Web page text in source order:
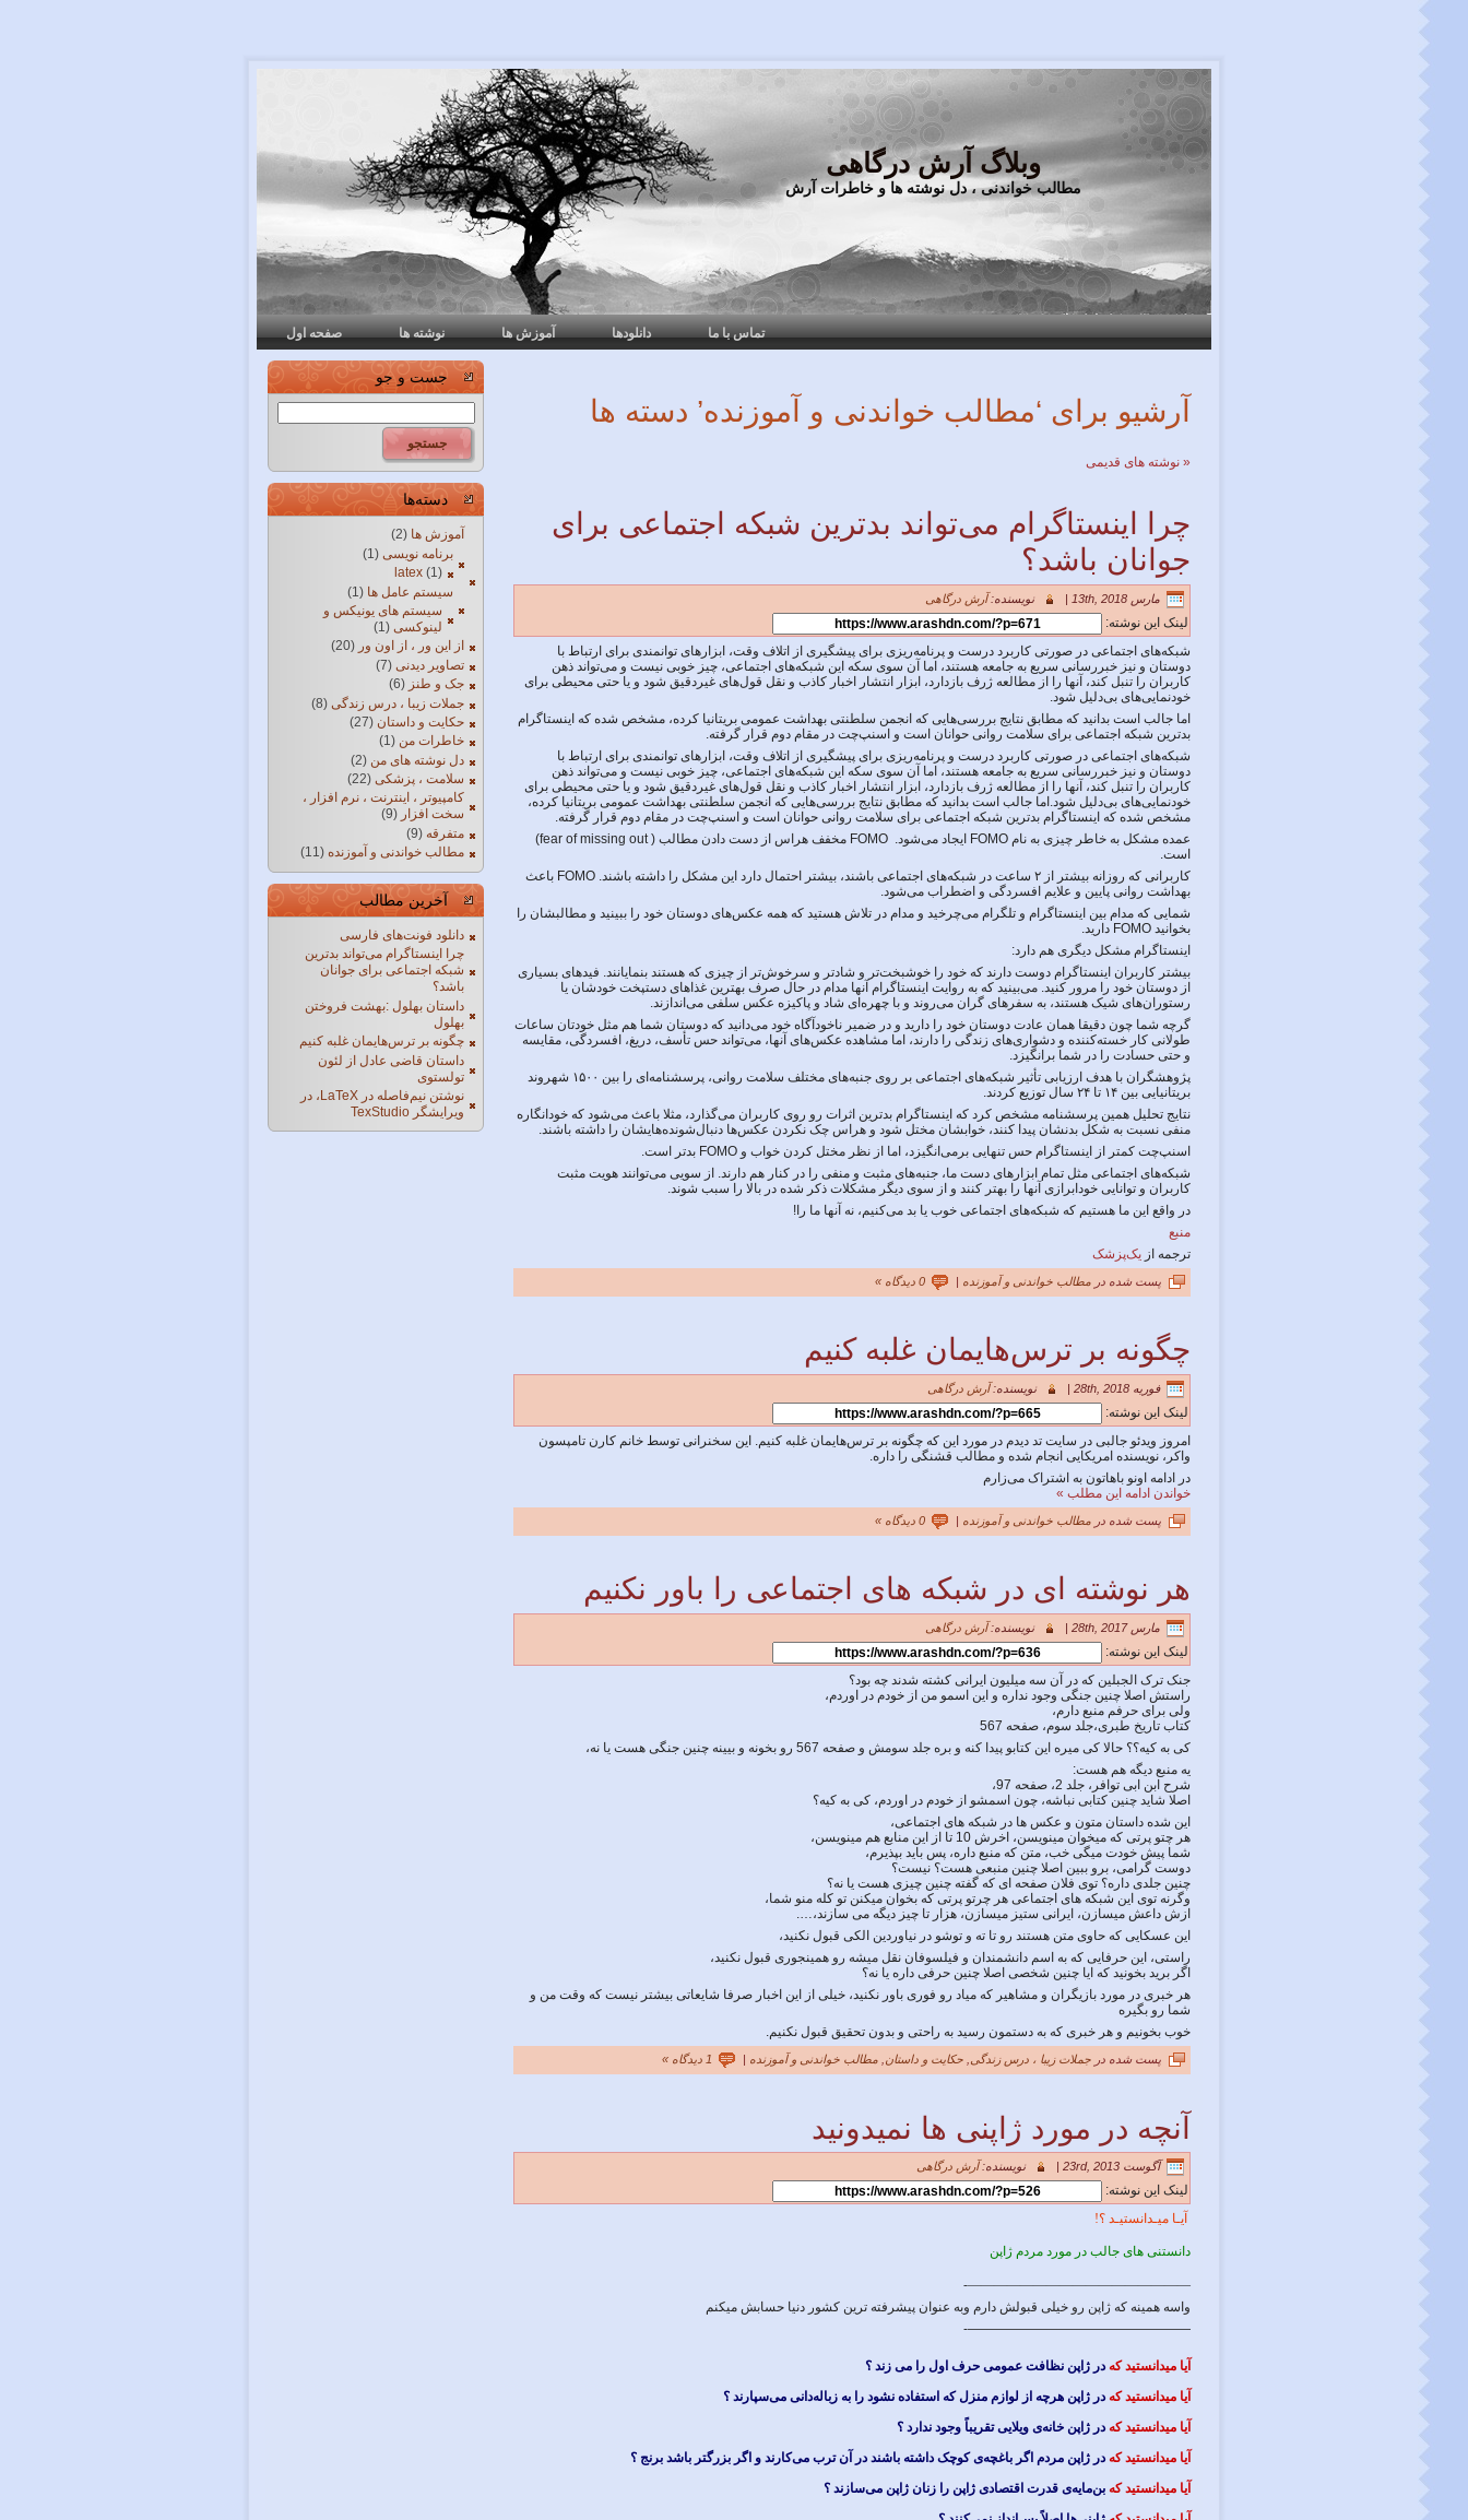
وبلاگ آرش درگاهی
مطالب خواندنی ، دل نوشته ها و خاطرات آرش
صفحه اول نوشته ها آموزش ها دانلودها تماس با ما
جست و جو
دسته‌ها
آموزش ها (2)
برنامه نویسی (1)
latex (1)
سیستم عامل ها (1)
سیستم های یونیکس و
لینوکسی (1)
از این ور ، از اون ور (20)
تصاویر دیدنی (7)
جک و طنز (6)
جملات زیبا ، درس زندگی (8)
حکایت و داستان (27)
خاطرات من (1)
دل نوشته های من (2)
سلامت ، پزشکی (22)
کامپیوتر ، اینترنت ، نرم افزار ،
سخت افزار (9)
متفرقه (9)
مطالب خواندنی و آموزنده (11)
آخرین مطالب
دانلود فونت‌های فارسی
چرا اینستاگرام می‌تواند بدترین
شبکه اجتماعی برای جوانان
باشد؟
داستان بهلول :بهشت فروختن
بهلول
چگونه بر ترس‌هایمان غلبه کنیم
داستان قاضی عادل از لئون
تولستوی
نوشتن نیم‌فاصله در LaTeX، در
ویرایشگر TexStudio
آرشیو برای ‘مطالب خواندنی و آموزنده’ دسته ها
« نوشته های قدیمی
چرا اینستاگرام می‌تواند بدترین شبکه اجتماعی برای
جوانان باشد؟
مارس 13th, 2018 | نویسنده:آرش درگاهی
لینک این نوشته:
شبکه‌های اجتماعی در صورتی کاربرد درست و پرنامه‌ریزی برای پیشگیری از اتلاف وقت، ابزارهای توانمندی برای ارتباط با
دوستان و نیز خبررسانی سریع به جامعه هستند، اما آن سوی سکه این شبکه‌های اجتماعی، چیز خوبی نیست و می‌تواند ذهن
کاربران را تنبل کند، آنها را از مطالعه ژرف بازدارد، ابزار انتشار اخبار کاذب و نقل قول‌های غیردقیق شود و یا حتی محیطی برای
خودنمایی‌های بی‌دلیل شود.
اما جالب است بدانید که مطابق نتایج بررسی‌هایی که انجمن سلطنتی بهداشت عمومی بریتانیا کرده، مشخص شده که اینستاگرام
بدترین شبکه اجتماعی برای سلامت روانی حوانان است و اسنپ‌چت در مقام دوم قرار گرفته.
شبکه‌های اجتماعی در صورتی کاربرد درست و پرنامه‌ریزی برای پیشگیری از اتلاف وقت، ابزارهای توانمندی برای ارتباط با
دوستان و نیز خبررسانی سریع به جامعه هستند، اما آن سوی سکه این شبکه‌های اجتماعی، چیز خوبی نیست و می‌تواند ذهن
کاربران را تنبل کند، آنها را از مطالعه ژرف بازدارد، ابزار انتشار اخبار کاذب و نقل قول‌های غیردقیق شود و یا حتی محیطی برای
خودنمایی‌های بی‌دلیل شود.اما جالب است بدانید که مطابق نتایج بررسی‌هایی که انجمن سلطنتی بهداشت عمومی بریتانیا کرده،
مشخص شده که اینستاگرام بدترین شبکه اجتماعی برای سلامت روانی حوانان است و اسنپ‌چت در مقام دوم قرار گرفته.
عمده مشکل به خاطر چیزی به نام FOMO ایجاد می‌شود. FOMO مخفف هراس از دست دادن مطالب ( fear of missing out)
است.
کاربرانی که روزانه بیشتر از ۲ ساعت در شبکه‌های اجتماعی باشند، بیشتر احتمال دارد این مشکل را داشته باشند. FOMO باعث
بهداشت روانی پایین و علایم افسردگی و اضطراب می‌شود.
شمایی که مدام بین اینستاگرام و تلگرام می‌چرخید و مدام در تلاش هستید که همه عکس‌های دوستان خود را ببینید و مطالبشان را
بخوانید FOMO دارید.
اینستاگرام مشکل دیگری هم دارد:
بیشتر کاربران اینستاگرام دوست دارند که خود را خوشبخت‌تر و شادتر و سرخوش‌تر از چیزی که هستند بنمایانند. فیدهای بسیاری
از دوستان خود را مرور کنید. می‌بینید که به روایت اینستاگرام آنها مدام در حال صرف بهترین غذاهای دستپخت خودشان یا
رستوران‌های شیک هستند، به سفرهای گران می‌روند و با چهره‌ای شاد و پاکیزه عکس سلفی می‌اندازند.
گرچه شما چون دقیقا همان عادت دوستان خود را دارید و در ضمیر ناخودآگاه خود می‌دانید که دوستان شما هم مثل خودتان ساعات
طولانی کار خسته‌کننده و دشواری‌های زندگی را دارند، اما مشاهده عکس‌های آنها، می‌تواند حس تأسف، دریغ، افسردگی، مقایسه
و حتی حسادت را در شما برانگیزد.
پژوهشگران با هدف ارزیابی تأثیر شبکه‌های اجتماعی بر روی جنبه‌های مختلف سلامت روانی، پرسشنامه‌ای را بین ۱۵۰۰ شهروند
بریتانیایی بین ۱۴ تا ۲۴ سال توزیع کردند.
نتایج تحلیل همین پرسشنامه مشخص کرد که اینستاگرام بدترین اثرات رو روی کاربران می‌گذارد، مثلا باعث می‌شود که خودانگاره
منفی نسبت به شکل بدنشان پیدا کنند، خوابشان مختل شود و هراس چک نکردن عکس‌ها دنبال‌شونده‌هایشان را داشته باشند.
اسنپ‌چت کمتر از اینستاگرام حس تنهایی برمی‌انگیزد، اما از نظر مختل کردن خواب و FOMO بدتر است.
شبکه‌های اجتماعی مثل تمام ابزارهای دست ما، جنبه‌های مثبت و منفی را در کنار هم دارند. از سویی می‌توانند هویت مثبت
کاربران و توانایی خودابرازی آنها را بهتر کنند و از سوی دیگر مشکلات ذکر شده در بالا را سبب شوند.
در واقع این ما هستیم که شبکه‌های اجتماعی خوب یا بد می‌کنیم، نه آنها ما را!
منبع
ترجمه از یک‌پزشک
پست شده در مطالب خواندنی و آموزنده | 0 دیدگاه »
چگونه بر ترس‌هایمان غلبه کنیم
فوریه 28th, 2018 | نویسنده:آرش درگاهی
لینک این نوشته:
امروز ویدئو جالبی در سایت تد دیدم در مورد این که چگونه بر ترس‌هایمان غلبه کنیم. این سخنرانی توسط خانم کارن تامپسون
واکر، نویسنده امریکایی انجام شده و مطالب قشنگی را داره.
در ادامه اونو باهاتون به اشتراک می‌زارم
خواندن ادامه این مطلب »
پست شده در مطالب خواندنی و آموزنده | 0 دیدگاه »
هر نوشته ای در شبکه های اجتماعی را باور نکنیم
مارس 28th, 2017 | نویسنده:آرش درگاهی
لینک این نوشته:
جنک ترک الجبلین كه در آن سه ميليون ايرانى كشته شدند چه بود؟
راستش اصلا چنین جنگی وجود نداره و این اسمو من از خودم در اوردم،
ولی برای حرفم منبع دارم،
کتاب تاریخ طبری،جلد سوم، صفحه 567
کی به کیه؟؟ حالا کی میره این کتابو پیدا کنه و بره جلد سومش و صفحه 567 رو بخونه و بیینه چنین جنگی هست یا نه،
یه منبع دیگه هم هست:
شرح ابن ابی توافر، جلد 2، صفحه 97،
اصلا شاید چنین کتابی نباشه، چون اسمشو از خودم در اوردم، کی به کیه؟
این شده داستان متون و عکس ها در شبکه های اجتماعی،
هر چتو پرتی که میخوان مینویسن، اخرش 10 تا از این منابع هم مینویسن،
شما پیش خودت میگی خب، متن که منبع داره، پس باید بپذیرم،
دوست گرامی، برو ببین اصلا چنین منبعی هست؟ نیست؟
چنین جلدی داره؟ توی فلان صفحه ای که گفته چنین چیزی هست یا نه؟
وگرنه توی این شبکه های اجتماعی هر چرتو پرتی که بخوان میکنن تو کله منو شما،
ازش داعش میسازن، ایرانی ستیز میسازن، هزار تا چیز دیگه می سازند،….
این عسکایی که حاوی متن هستند رو تا ته و توشو در نیاوردین الکی قبول نکنید،
راستی، این حرفایی که به اسم دانشمندان و فیلسوفان نقل میشه رو همینجوری قبول نکنید،
اگر برید بخونید که ایا چنین شخصی اصلا چنین حرفی داره یا نه؟
هر خبری در مورد بازیگران و مشاهیر که میاد رو فوری باور نکنید، خیلی از این اخبار صرفا شایعاتی بیشتر نیست که وقت من و
شما رو بگیره
خوب بخونیم و هر خبری که به دستمون رسید به راحتی و بدون تحقیق قبول نکنیم.
پست شده در جملات زیبا ، درس زندگی حکایت و داستان مطالب خواندنی و آموزنده | 1 دیدگاه »
آنچه در مورد ژاپنی ها نمیدونید
آگوست 23rd, 2013 | نویسنده:آرش درگاهی
لینک این نوشته:
آیـا میـدانستیـد ؟!
دانستنی های جالب در مورد مردم ژاپن
—————————————————-
واسه همینه که ژاپن رو خیلی قبولش دارم وبه عنوان پیشرفته ترین کشور دنیا حسابش میکنم
—————————————————-
آیا میدانستید که در ژاپن نظافت عمومی حرف اول را می زند ؟
آیا میدانستید که در ژاپن هرچه از لوازم منزل که استفاده نشود را به زباله‌دانی می‌سپارند ؟
آیا میدانستید که در ژاپن خانه‌ی ویلایی تقریباً وجود ندارد ؟
آیا میدانستید که در ژاپن مردم اگر باغچه‌ی کوچک داشته باشند در آن ترب می‌کارند و اگر بزرگتر باشد برنج ؟
آیا میدانستید که بن‌مایه‌ی قدرت اقتصادی ژاپن را زنان ژاپن می‌سازند ؟